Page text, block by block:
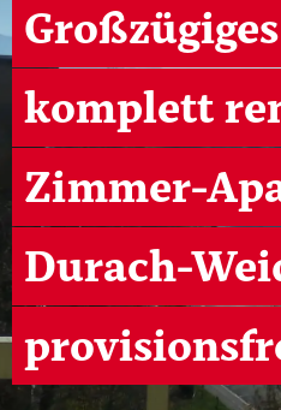
komplett
Zimmer-
Durach-